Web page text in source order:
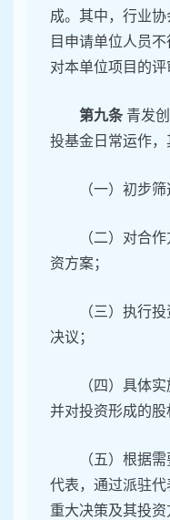
成。其中，行业
目申请单位人员
对本单位项目的评
第九条 青发
投基金日常运作，
（一）初步
（二）对合
资方案；
（三）执行
决议；
（四）具体
并对投资形成的股
（五）根据
代表，通过派驻
重大决策及其投资